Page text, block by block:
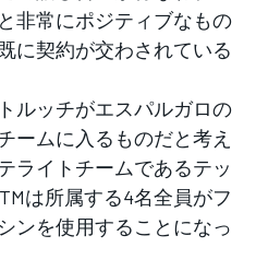
非常にポジティブなもの
に契約が交わされている
ルッチがエスパルガロの
ームに入るものだと考え
ライトチームであるテッ
は所属する4名全員がフ
ンを使用することになっ